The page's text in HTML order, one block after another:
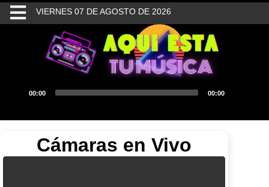
VIERNES 07 DE AGOSTO DE 2026
de
00:00 00:00
Cámaras en Vivo
INICIO